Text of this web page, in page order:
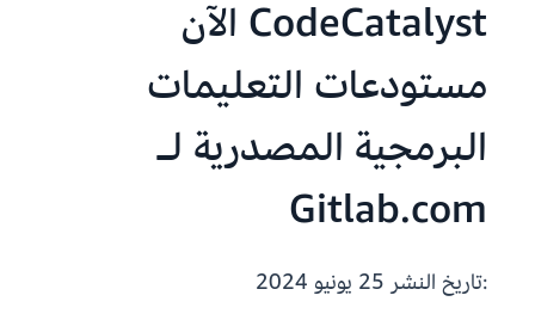
CodeCatalyst الآن
مستودعات التعليمات
البرمجية المصدرية لـ
Gitlab.com
:تاريخ النشر